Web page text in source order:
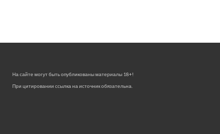
На сайте могут быть опубликованы материалы 18+!
При цитировании ссылка на источник обязательна.